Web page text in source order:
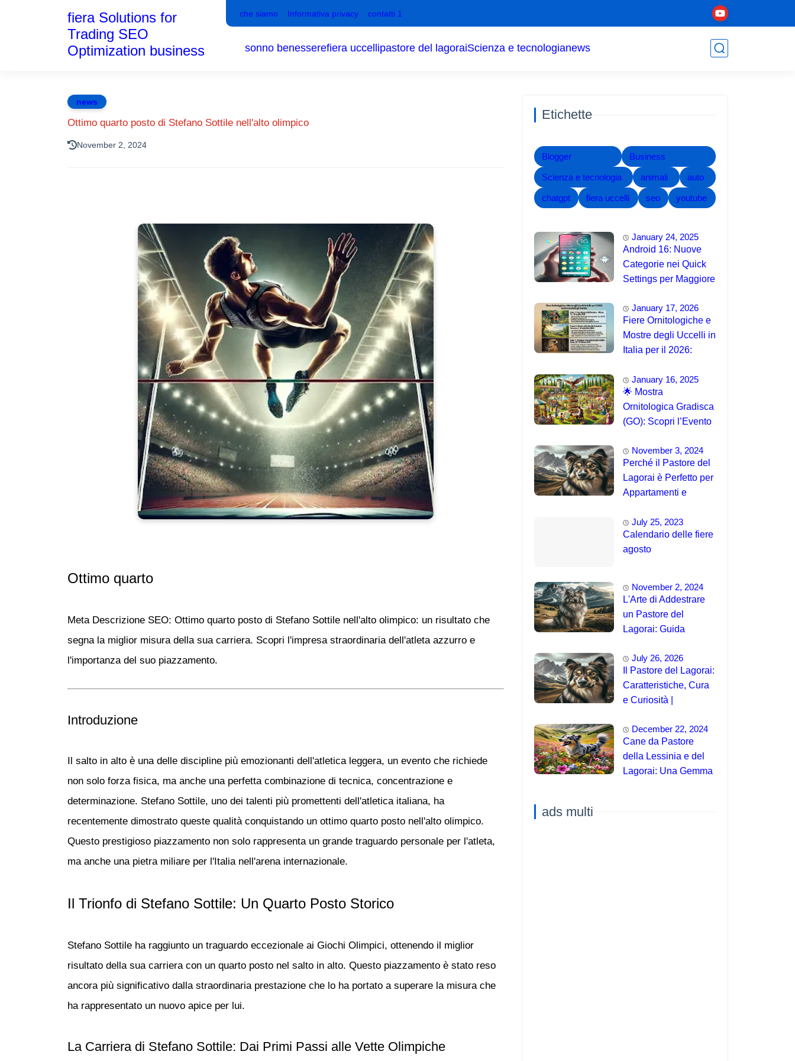
che siamo Informativa privacy contatti 1
fiera Solutions for
Trading SEO
Optimization business
sonno benesserefiera uccellipastore del lagoraiScienza e tecnologianews
news
Ottimo quarto posto di Stefano Sottile nell'alto olimpico
November 2, 2024
Ottimo quarto
Meta Descrizione SEO: Ottimo quarto posto di Stefano Sottile nell'alto olimpico: un risultato che
segna la miglior misura della sua carriera. Scopri l'impresa straordinaria dell'atleta azzurro e
l'importanza del suo piazzamento.
Introduzione
Il salto in alto è una delle discipline più emozionanti dell'atletica leggera, un evento che richiede
non solo forza fisica, ma anche una perfetta combinazione di tecnica, concentrazione e
determinazione. Stefano Sottile, uno dei talenti più promettenti dell'atletica italiana, ha
recentemente dimostrato queste qualità conquistando un ottimo quarto posto nell'alto olimpico.
Questo prestigioso piazzamento non solo rappresenta un grande traguardo personale per l'atleta,
ma anche una pietra miliare per l'Italia nell'arena internazionale.
Il Trionfo di Stefano Sottile: Un Quarto Posto Storico
Stefano Sottileha raggiunto un traguardo eccezionale ai Giochi Olimpici, ottenendo il miglior
risultato della sua carriera con un quarto posto nel salto in alto. Questo piazzamento è stato reso
ancora più significativo dalla straordinaria prestazione che lo ha portato a superare la misura che
ha rappresentato un nuovo apice per lui.
La Carriera di Stefano Sottile: Dai Primi Passi alle Vette Olimpiche
Etichette
Blogger Business
Scienza e tecnologia animali auto
chatgpt fiera uccelli seo youtube
January 24, 2025
Android 16: Nuove
Categorie nei Quick
Settings per Maggiore
January 17, 2026
Fiere Ornitologiche e
Mostre degli Uccelli in
Italia per il 2026:
Eventi 🐦
January 16, 2025
🌟 Mostra
Ornitologica Gradisca
(GO): Scopri l’Evento
November 3, 2024
Perché il Pastore del
Lagorai è Perfetto per
Appartamenti e
July 25, 2023
Calendario delle fiere
agosto
November 2, 2024
L'Arte di Addestrare
un Pastore del
Lagorai: Guida
Principianti
July 26, 2026
Il Pastore del Lagorai:
Caratteristiche, Cura
e Curiosità |
Capacità di
Addestramento
December 22, 2024
Cane da Pastore
della Lessinia e del
Lagorai: Una Gemma
ads multi